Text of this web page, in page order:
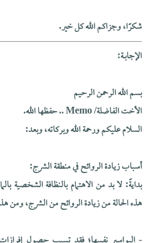
شكرًا، وجزاكم الله كل خير.
الإجابــة:
بسم الله الرحمن الرحيم
الأخت الفاضلة/ Memo .. حفظها الله.
السلام عليكم ورحمة الله وبركاته، وبعد:
أسباب زيادة الروائح في منطقة الشرج:
بدايةً: لا بد من الاهتمام بالنظافة الشخصية
هذه الحالة من زيادة الروائح من الشرج، ومن